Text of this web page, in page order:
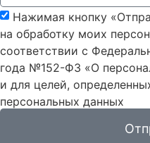
Нажимая кнопку
на обработку моих
соответствии с
года №152-ФЗ «О
и для целей,
персональных данных